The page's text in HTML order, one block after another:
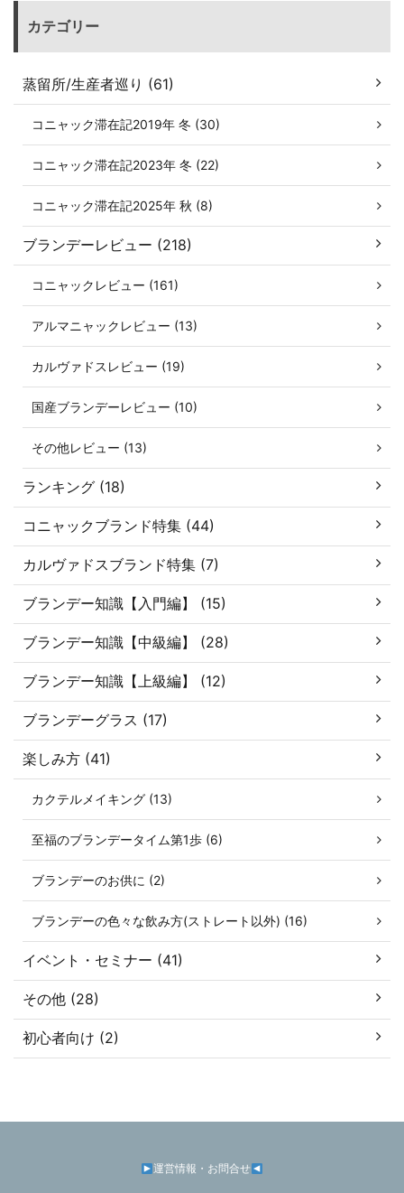
カテゴリー
蒸留所/生産者巡り (61)
コニャック滞在記2019年 冬 (30)
コニャック滞在記2023年 冬 (22)
コニャック滞在記2025年 秋 (8)
ブランデーレビュー (218)
コニャックレビュー (161)
アルマニャックレビュー (13)
カルヴァドスレビュー (19)
国産ブランデーレビュー (10)
その他レビュー (13)
ランキング (18)
コニャックブランド特集 (44)
カルヴァドスブランド特集 (7)
ブランデー知識【入門編】 (15)
ブランデー知識【中級編】 (28)
ブランデー知識【上級編】 (12)
ブランデーグラス (17)
楽しみ方 (41)
カクテルメイキング (13)
至福のブランデータイム第1歩 (6)
ブランデーのお供に (2)
ブランデーの色々な飲み方(ストレート以外) (16)
イベント・セミナー (41)
その他 (28)
初心者向け (2)
運営情報・お問合せ